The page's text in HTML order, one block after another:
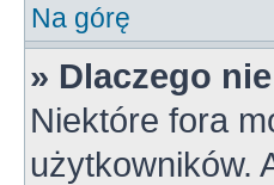
Na górę
» Dlaczego
Niektóre fora
użytkowników.